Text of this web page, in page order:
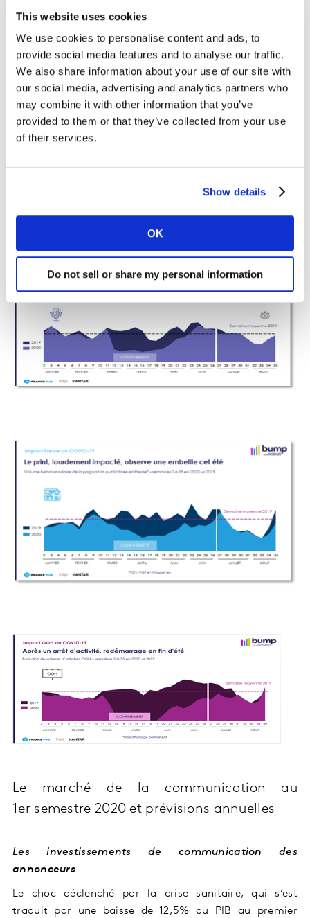
This website uses cookies
We use cookies to personalise content and ads, to
provide social media features and to analyse our traffic.
We also share information about your use of our site with
our social media, advertising and analytics partners who
may combine it with other information that you’ve
provided to them or that they’ve collected from your use
of their services.
Show details
OK
Do not sell or share my personal information
Le marché de la communication au
1er semestre 2020 et prévisions annuelles
Les investissements de communication des
annonceurs
Le choc déclenché par la crise sanitaire, qui s’est
traduit par une baisse de 12,5% du PIB au premier